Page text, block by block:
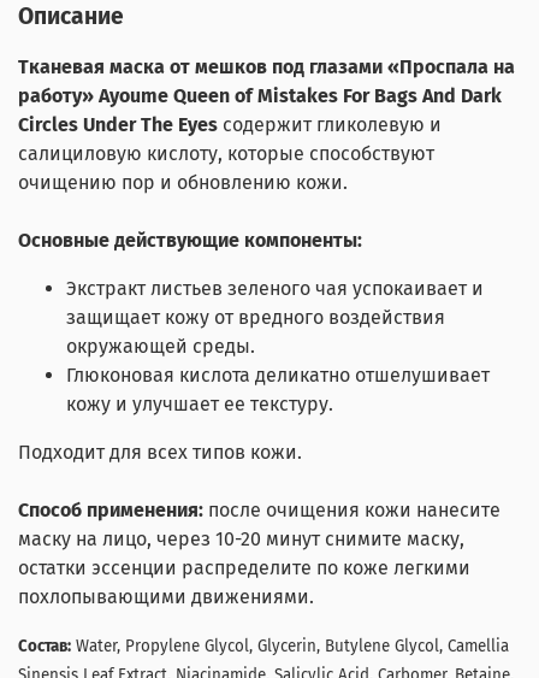
Описание
Тканевая маска от мешков под глазами «Проспала на
работу» Ayoume Queen of Mistakes For Bags And Dark
Circles Under The Eyes содержит гликолевую и
салициловую кислоту, которые способствуют
очищению пор и обновлению кожи.
Основные действующие компоненты:
Экстракт листьев зеленого чая успокаивает и
защищает кожу от вредного воздействия
окружающей среды.
Глюконовая кислота деликатно отшелушивает
кожу и улучшает ее текстуру.
Подходит для всех типов кожи.
Способ применения: после очищения кожи нанесите
маску на лицо, через 10-20 минут снимите маску,
остатки эссенции распределите по коже легкими
похлопывающими движениями.
Состав: Water, Propylene Glycol, Glycerin, Butylene Glycol, Camellia